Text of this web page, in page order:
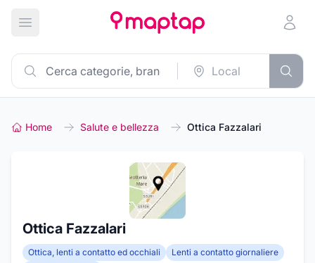
Apri menu principale
Home Salute e bellezza Ottica Fazzalari
Ottica Fazzalari
Ottica, lenti a contatto ed occhiali
Lenti a contatto giornaliere